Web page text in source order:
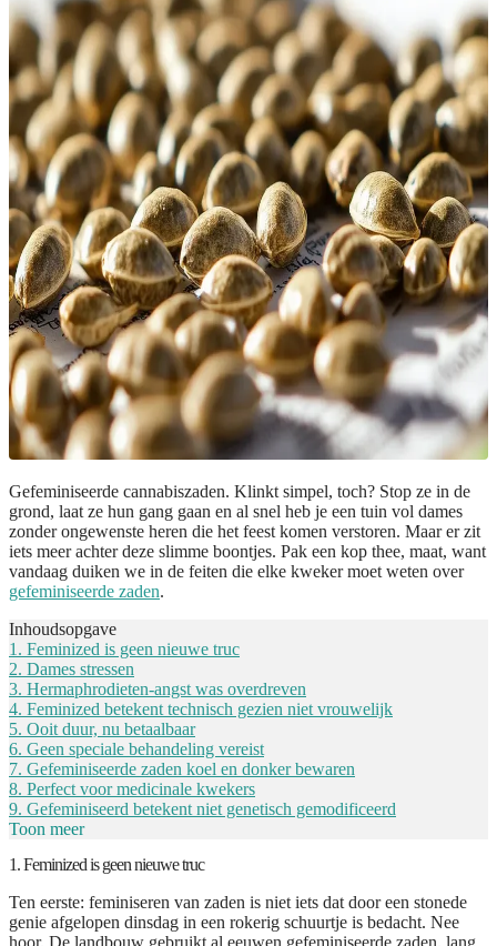
Gefeminiseerde cannabiszaden. Klinkt simpel, toch? Stop ze in de
grond, laat ze hun gang gaan en al snel heb je een tuin vol dames
zonder ongewenste heren die het feest komen verstoren. Maar er zit
iets meer achter deze slimme boontjes. Pak een kop thee, maat, want
vandaag duiken we in de feiten die elke kweker moet weten over
gefeminiseerde zaden.
Inhoudsopgave
1. Feminized is geen nieuwe truc
2. Dames stressen
3. Hermaphrodieten-angst was overdreven
4. Feminized betekent technisch gezien niet vrouwelijk
5. Ooit duur, nu betaalbaar
6. Geen speciale behandeling vereist
7. Gefeminiseerde zaden koel en donker bewaren
8. Perfect voor medicinale kwekers
9. Gefeminiseerd betekent niet genetisch gemodificeerd
Toon meer
1. Feminized is geen nieuwe truc
Ten eerste: feminiseren van zaden is niet iets dat door een stonede
genie afgelopen dinsdag in een rokerig schuurtje is bedacht. Nee
hoor. De landbouw gebruikt al eeuwen gefeminiseerde zaden, lang